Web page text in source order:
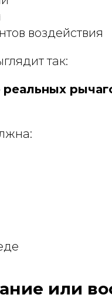
воздействия
так:
реальных
или